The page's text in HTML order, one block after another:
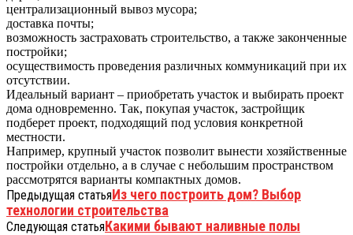
централизационный вывоз мусора;
доставка почты;
возможность застраховать строительство, а также законченные
постройки;
осуществимость проведения различных коммуникаций при их
отсутствии.
Идеальный вариант – приобретать участок и выбирать проект
дома одновременно. Так, покупая участок, застройщик
подберет проект, подходящий под условия конкретной
местности.
Например, крупный участок позволит вынести хозяйственные
постройки отдельно, а в случае с небольшим пространством
рассмотрятся варианты компактных домов.
Предыдущая статьяИз чего построить дом? Выбор
технологии строительства
Следующая статьяКакими бывают наливные полы